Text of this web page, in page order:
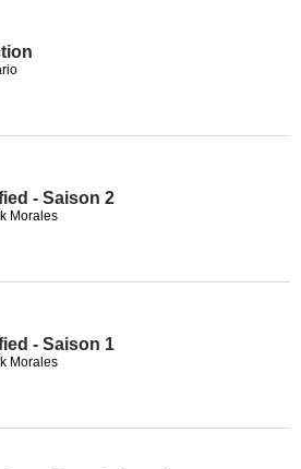
- Saison 2
Morales
- Saison 1
Morales